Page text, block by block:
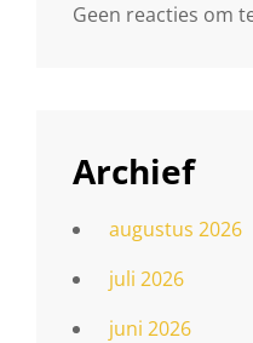
Geen reacties om
Archief
augustus 2026
juli 2026
juni 2026